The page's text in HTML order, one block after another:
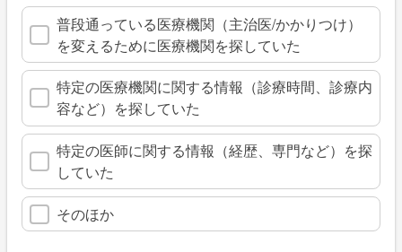
普段通っている医療機関（主治医/かかりつけ）
を変えるために医療機関を探していた
特定の医療機関に関する情報（診療時間、診療内
容など）を探していた
特定の医師に関する情報（経歴、専門など）を探
していた
そのほか